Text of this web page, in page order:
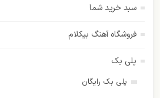
سبد خرید شما
فروشگاه آهنگ بیکلام
پلی بک
پلی بک رایگان